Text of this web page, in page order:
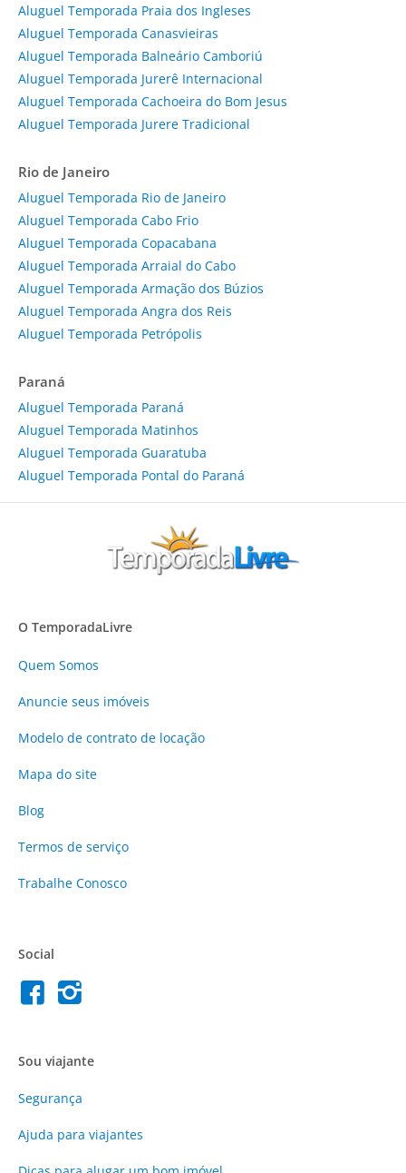
Aluguel Temporada Praia dos Ingleses
Aluguel Temporada Canasvieiras
Aluguel Temporada Balneário Camboriú
Aluguel Temporada Jurerê Internacional
Aluguel Temporada Cachoeira do Bom Jesus
Aluguel Temporada Jurere Tradicional
Rio de Janeiro
Aluguel Temporada Rio de Janeiro
Aluguel Temporada Cabo Frio
Aluguel Temporada Copacabana
Aluguel Temporada Arraial do Cabo
Aluguel Temporada Armação dos Búzios
Aluguel Temporada Angra dos Reis
Aluguel Temporada Petrópolis
Paraná
Aluguel Temporada Paraná
Aluguel Temporada Matinhos
Aluguel Temporada Guaratuba
Aluguel Temporada Pontal do Paraná
O TemporadaLivre
Quem Somos
Anuncie seus imóveis
Modelo de contrato de locação
Mapa do site
Blog
Termos de serviço
Trabalhe Conosco
Social
Sou viajante
Segurança
Ajuda para viajantes